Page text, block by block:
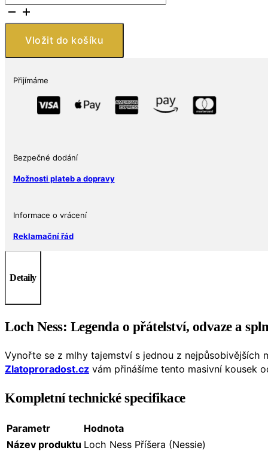
mince
Loch
Ness
2
oz
množství
Vložit do košíku
Přijímáme
Bezpečné dodání
Možnosti plateb a dopravy
Informace o vrácení
Reklamační řád
Detaily
Loch Ness: Legenda o přátelství, odvaze a
Vynořte se z mlhy tajemství s jednou z nejpůsobivějších
Zlatoproradost.cz vám přinášíme tento masivní kousek
Kompletní technické specifikace
Parametr
Hodnota
Název produktu Loch Ness Příšera (Nessie)